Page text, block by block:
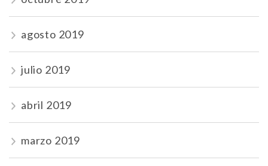
agosto 2019
julio 2019
abril 2019
marzo 2019